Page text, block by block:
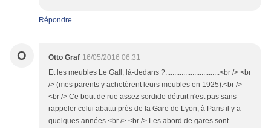
Répondre
O Otto Graf 16/05/2016 06:31
Et les meubles Le Gall, là-dedans ?..............................<br /> <br
/> (mes parents y achetèrent leurs meubles en 1925).<br />
<br /> Ce bout de rue assez sordide détruit n'est pas sans
rappeler celui abattu près de la Gare de Lyon, à Paris il y a
quelques années.<br /> <br /> Les abord de gares sont